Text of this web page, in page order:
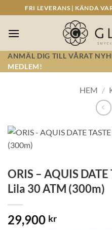
to
content
FRI LEVERANS | KÄNDA
ANMÄL DIG TILL VÅRAT
MEDLEM!
HEM /
ORIS – AQUIS
Lila 30 ATM (300m)
29,900 kr